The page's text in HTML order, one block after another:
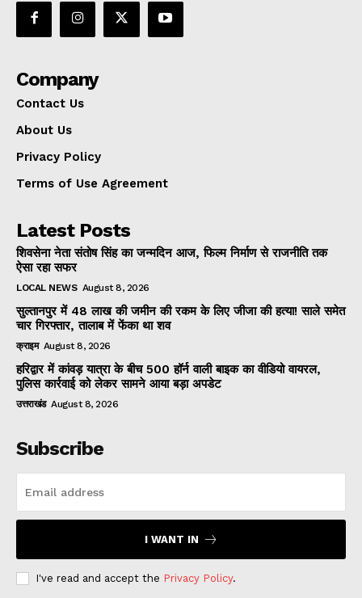
Company
Contact Us
About Us
Privacy Policy
Terms of Use Agreement
Latest Posts
शिवसेना नेता संतोष सिंह का जन्मदिन आज, फिल्म निर्माण से राजनीति तक
ऐसा रहा सफर
LOCAL NEWS August 8, 2026
सुल्तानपुर में 48 लाख की जमीन की रकम के लिए जीजा की हत्या! साले समेत
चार गिरफ्तार, तालाब में फेंका था शव
क्राइम August 8, 2026
हरिद्वार में कांवड़ यात्रा के बीच 500 हॉर्न वाली बाइक का वीडियो वायरल,
पुलिस कार्रवाई को लेकर सामने आया बड़ा अपडेट
उत्तराखंड August 8, 2026
Subscribe
I WANT IN
I've read and accept the Privacy Policy.